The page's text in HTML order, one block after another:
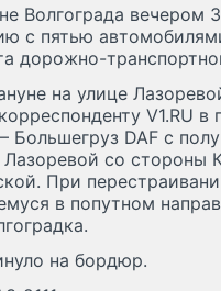
Волгограда вечером
с пятью
дорожно-
на улице
V1.RU
Большегруз DAF с
Лазоревой со стороны
При
в попутном
на бордюр.